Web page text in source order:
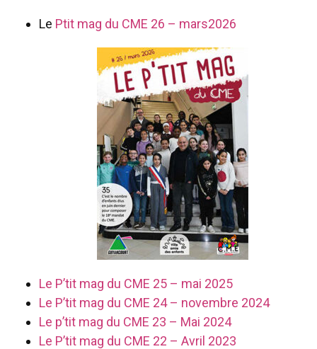
Le Ptit mag du CME 26 – mars2026
Le P’tit mag du CME 25 – mai 2025
Le P’tit mag du CME 24 – novembre 2024
Le p’tit mag du CME 23 – Mai 2024
Le P’tit mag du CME 22 – Avril 2023